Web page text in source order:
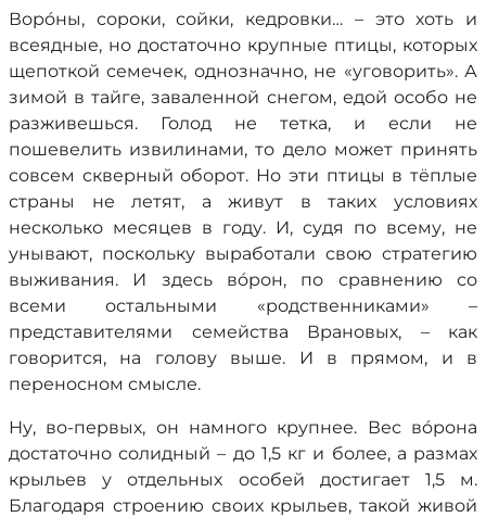
Ворóны, сороки, сойки, кедровки… – это хоть и
всеядные, но достаточно крупные птицы, которых
щепоткой семечек, однозначно, не «уговорить». А
зимой в тайге, заваленной снегом, едой особо не
разживешься. Голод не тетка, и если не
пошевелить извилинами, то дело может принять
совсем скверный оборот. Но эти птицы в тёплые
страны не летят, а живут в таких условиях
несколько месяцев в году. И, судя по всему, не
унывают, поскольку выработали свою стратегию
выживания. И здесь вóрон, по сравнению со
всеми остальными «родственниками» –
представителями семейства Врановых, – как
говорится, на голову выше. И в прямом, и в
переносном смысле.
Ну, во-первых, он намного крупнее. Вес вóрона
достаточно солидный – до 1,5 кг и более, а размах
крыльев у отдельных особей достигает 1,5 м.
Благодаря строению своих крыльев, такой живой